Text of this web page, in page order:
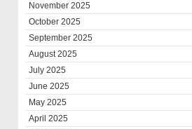
November 2025
October 2025
September 2025
August 2025
July 2025
June 2025
May 2025
April 2025